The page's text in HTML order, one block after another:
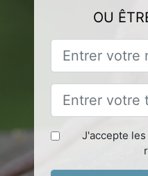
OU
J'accepte les